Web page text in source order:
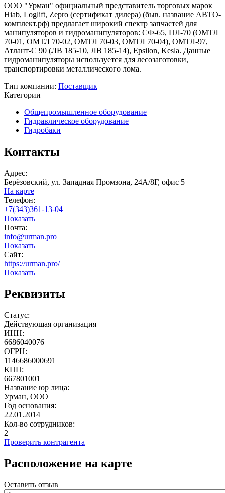
ООО "Урман" официальный представитель торговых марок
Hiab, Loglift, Zepro (сертификат дилера) (быв. название АВТО-
комплект.рф) предлагает широкий спектр запчастей для
манипуляторов и гидроманипуляторов: СФ-65, ПЛ-70 (ОМТЛ
70-01, ОМТЛ 70-02, ОМТЛ 70-03, ОМТЛ 70-04), ОМТЛ-97,
Атлант-С 90 (ЛВ 185-10, ЛВ 185-14), Epsilon, Kesla. Данные
гидроманипуляторы используется для лесозаготовки,
транспортировки металлического лома.
Тип компании: Поставщик
Категории
Общепромышленное оборудование
Гидравлическое оборудование
Гидробаки
Контакты
Адрес:
Берёзовский, ул. Западная Промзона, 24А/8Г, офис 5
На карте
Телефон:
+7(343)361-13-04
Показать
Почта:
info@urman.pro
Показать
Сайт:
https://urman.pro/
Показать
Реквизиты
Статус:
Действующая организация
ИНН:
6686040076
ОГРН:
1146686000691
КПП:
667801001
Название юр лица:
Урман, ООО
Год основания:
22.01.2014
Кол-во сотрудников:
2
Проверить контрагента
Расположение на карте
Оставить отзыв